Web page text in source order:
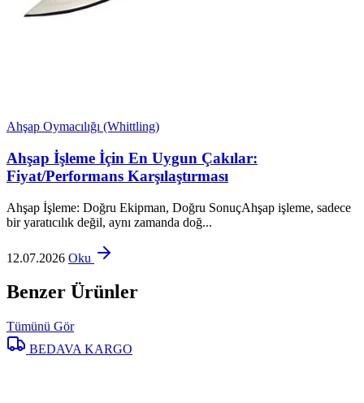
Ahşap Oymacılığı (Whittling)
Ahşap İşleme İçin En Uygun Çakılar:
Fiyat/Performans Karşılaştırması
Ahşap İşleme: Doğru Ekipman, Doğru SonuçAhşap işleme, sadece
bir yaratıcılık değil, aynı zamanda doğ...
12.07.2026 Oku
Benzer Ürünler
Tümünü Gör
BEDAVA KARGO